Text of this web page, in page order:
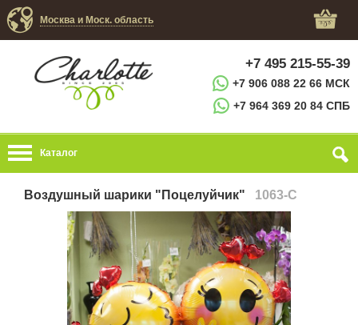
Москва и Моск. область
+7 495 215-55-39
+7 906 088 22 66 МСК
+7 964 369 20 84 СПБ
Каталог
Воздушный шарики "Поцелуйчик" 1063-C